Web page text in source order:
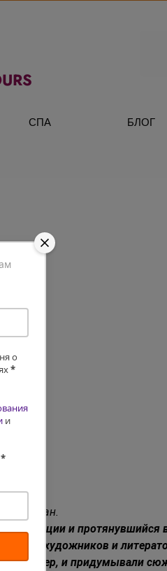
о
*
и
*
СПА БЛОГ
Руан.
Франции и протянувшийся
художников и
Флобер, и придумывали